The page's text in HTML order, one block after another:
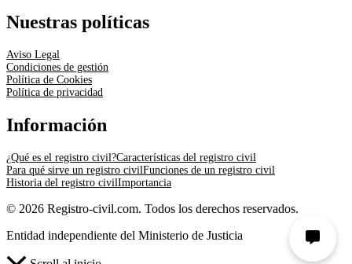
Nuestras políticas
Aviso Legal
Condiciones de gestión
Política de Cookies
Política de privacidad
Información
¿Qué es el registro civil?Características del registro civil
Para qué sirve un registro civilFunciones de un registro civil
Historia del registro civilImportancia
© 2026 Registro-civil.com. Todos los derechos reservados.
Entidad independiente del Ministerio de Justicia